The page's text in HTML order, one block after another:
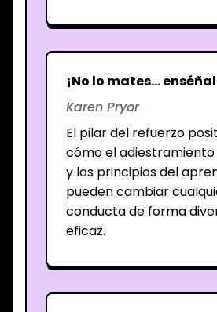
¡No lo mates...
Karen Pryor
El pilar del refuerzo
cómo el
y los principios del
pueden cambiar
conducta de forma
eficaz.